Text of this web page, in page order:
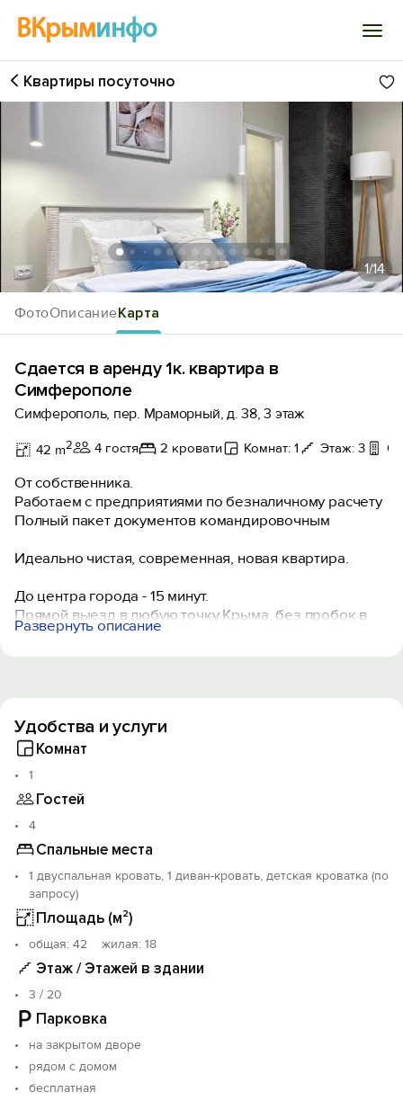
ВКрыминфо
Войти
Избранное
История просмотра
Добавить свой объект
ФотоОписаниеКарта
Квартиры посуточно
1/14
Сдается в аренду 1к. квартира в
Симферополе
Симферополь, пер. Мраморный, д. 38, 3 этаж
42 m2 4 гостя 2 кровати Комнат: 1 Этаж: 3
От собственника.
Работаем с предприятиями по безналичному расчету
Полный пакет документов командировочным
Идеально чистая, современная, новая квартира.
До центра города - 15 минут.
Прямой выезд в любую точку Крыма, без пробок в
сторону «Тавриды»
Самый большой парк города с набережной - 20
минут.
По согласованию предоставим детскую кроватку.
Возле дома бесплатная парковка и отличная детская
площадка.
Скоростной интернет.
Полная комплектация кухни современной техникой и
посудой.
Уважаем и ценим каждого гостя.
Не сдаём для вечеринок, просим отнестись с
пониманием.
Курение в помещении категорически запрещено.
Заезд после 14:00, выезд до 11:00, ранний заезд и
поздний выезд оговариваются отдельно.
Для заселения Вам необходимо иметь при себе
оригинал паспорта.
Развернуть описание
Удобства и услуги
Комнат
1
Гостей
4
Спальные места
1 двуспальная кровать, 1 диван-кровать, детская кроватка (по
запросу)
Площадь (м²)
oбщая: 42 жилая: 18
Этаж / Этажей в здании
3 / 20
Парковка
на закрытом дворе
рядом с домом
бесплатная